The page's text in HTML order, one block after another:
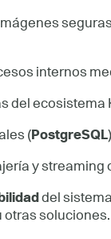
internos
del
(PostgreSQL
y streaming
del
otras soluciones.